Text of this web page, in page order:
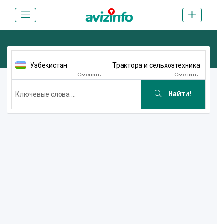
Узбекистан
Сменить
Трактора и сельхозтехника
Сменить
Найти!